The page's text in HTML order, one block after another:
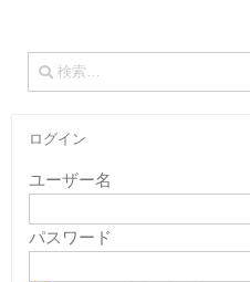
検
索:
ログイン
ユーザー名
パスワード